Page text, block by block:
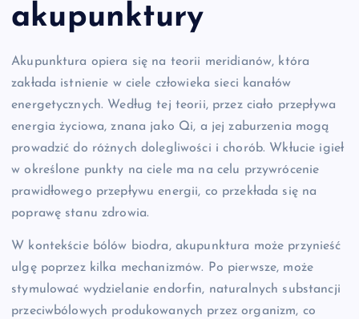
akupunktury
Akupunktura opiera się na teorii meridianów, która
zakłada istnienie w ciele człowieka sieci kanałów
energetycznych. Według tej teorii, przez ciało przepływa
energia życiowa, znana jako Qi, a jej zaburzenia mogą
prowadzić do różnych dolegliwości i chorób. Wkłucie igieł
w określone punkty na ciele ma na celu przywrócenie
prawidłowego przepływu energii, co przekłada się na
poprawę stanu zdrowia.
W kontekście bólów biodra, akupunktura może przynieść
ulgę poprzez kilka mechanizmów. Po pierwsze, może
stymulować wydzielanie endorfin, naturalnych substancji
przeciwbólowych produkowanych przez organizm, co